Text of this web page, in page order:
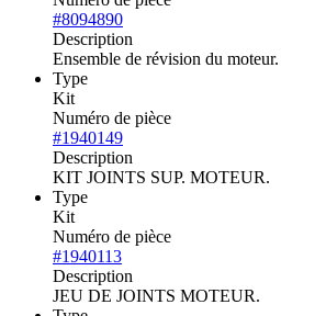
#8094890
Description
Ensemble de révision du moteur.
Type
Kit
Numéro de pièce
#1940149
Description
KIT JOINTS SUP. MOTEUR.
Type
Kit
Numéro de pièce
#1940113
Description
JEU DE JOINTS MOTEUR.